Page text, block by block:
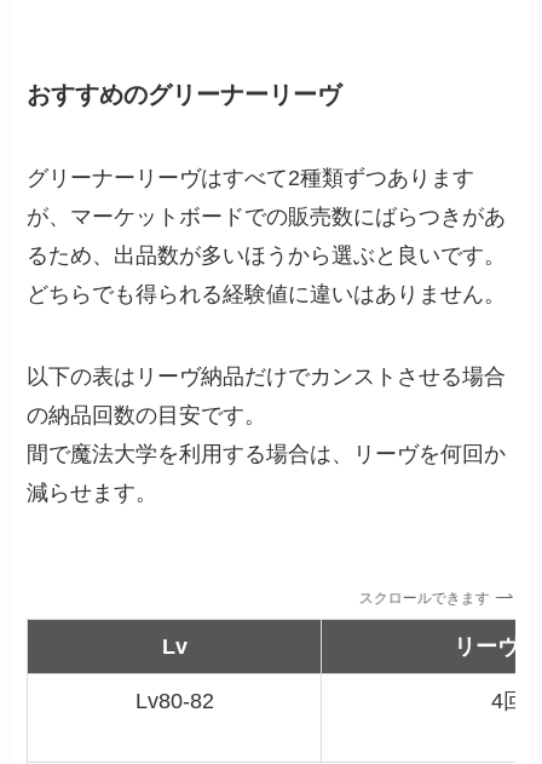
おすすめのグリーナーリーヴ
グリーナーリーヴはすべて2種類ずつあります
が、マーケットボードでの販売数にばらつきがあ
るため、出品数が多いほうから選ぶと良いです。
どちらでも得られる経験値に違いはありません。
以下の表はリーヴ納品だけでカンストさせる場合
の納品回数の目安です。
間で魔法大学を利用する場合は、リーヴを何回か
減らせます。
スクロールできます
Lv リーヴ
Lv80-82 4回